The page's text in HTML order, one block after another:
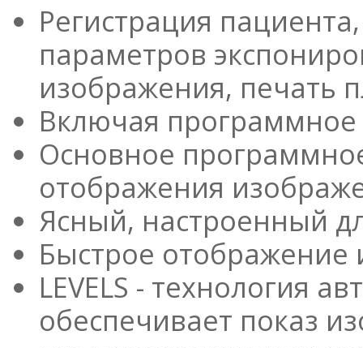
Регистрация
параметров
изображения, печать
Включая
Основное
отображения
Ясный, настроенный
Быстрое отображение
LEVELS - технология
обеспечивает показ